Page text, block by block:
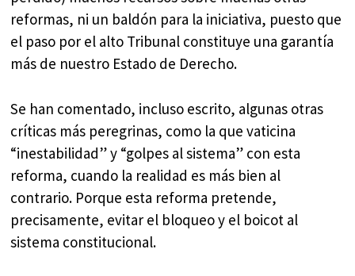
reformas, ni un baldón para la iniciativa, puesto que
el paso por el alto Tribunal constituye una garantía
más de nuestro Estado de Derecho.
Se han comentado, incluso escrito, algunas otras
críticas más peregrinas, como la que vaticina
“inestabilidad” y “golpes al sistema” con esta
reforma, cuando la realidad es más bien al
contrario. Porque esta reforma pretende,
precisamente, evitar el bloqueo y el boicot al
sistema constitucional.